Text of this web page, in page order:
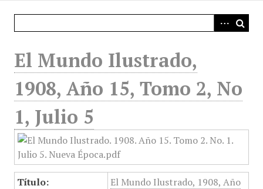
El Mundo Ilustrado,
1908, Año 15, Tomo 2, No
1, Julio 5
Título:
El Mundo Ilustrado, 1908, Año